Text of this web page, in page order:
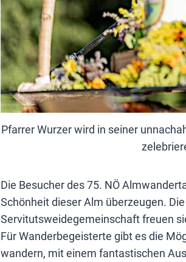
Pfarrer Wurzer wird in seiner
Die Besucher des 75. NÖ
Schönheit dieser Alm überzeugen.
Servitutsweidegemeinschaft freuen
Für Wanderbegeisterte gibt es die
wandern, mit einem fantastischen